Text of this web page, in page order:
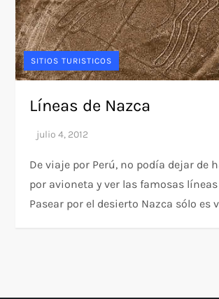
SITIOS TURISTICOS
Líneas de Nazca
De viaje por Perú, no podía dejar de
por avioneta y ver las famosas líneas
Pasear por el desierto Nazca sólo es